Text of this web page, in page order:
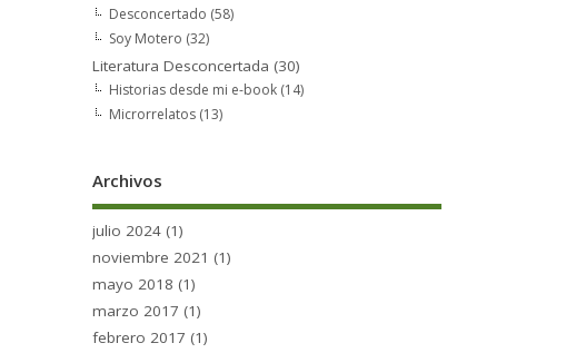
Desconcertado (58)
Soy Motero (32)
Literatura Desconcertada (30)
Historias desde mi e-book (14)
Microrrelatos (13)
Archivos
julio 2024 (1)
noviembre 2021 (1)
mayo 2018 (1)
marzo 2017 (1)
febrero 2017 (1)